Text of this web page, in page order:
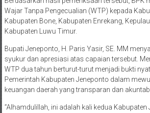
Wajar Tanpa Pengecualian (WTP) kepada
Kabupaten Bone, Kabupaten Enrekang,
Kabupaten Luwu Timur.
Bupati Jeneponto, H. Paris Yasir, SE. MM
syukur dan apresiasi atas capaian tersebut.
WTP dua tahun berturut-turut menjadi bukti
Pemerintah Kabupaten Jeneponto dalam
keuangan daerah yang transparan dan
“Alhamdulillah, ini adalah kali kedua Kabupaten